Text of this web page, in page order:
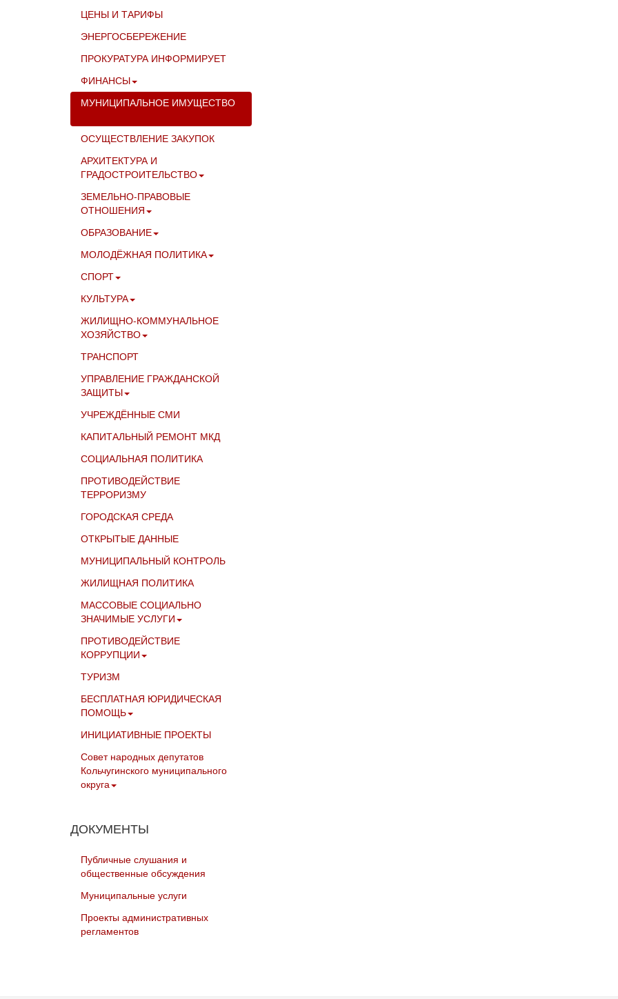
ЦЕНЫ И ТАРИФЫ
ЭНЕРГОСБЕРЕЖЕНИЕ
ПРОКУРАТУРА ИНФОРМИРУЕТ
ФИНАНСЫ
МУНИЦИПАЛЬНОЕ ИМУЩЕСТВО
ОСУЩЕСТВЛЕНИЕ ЗАКУПОК
АРХИТЕКТУРА И
ГРАДОСТРОИТЕЛЬСТВО
ЗЕМЕЛЬНО-ПРАВОВЫЕ
ОТНОШЕНИЯ
ОБРАЗОВАНИЕ
МОЛОДЁЖНАЯ ПОЛИТИКА
СПОРТ
КУЛЬТУРА
ЖИЛИЩНО-КОММУНАЛЬНОЕ
ХОЗЯЙСТВО
ТРАНСПОРТ
УПРАВЛЕНИЕ ГРАЖДАНСКОЙ
ЗАЩИТЫ
УЧРЕЖДЁННЫЕ СМИ
КАПИТАЛЬНЫЙ РЕМОНТ МКД
СОЦИАЛЬНАЯ ПОЛИТИКА
ПРОТИВОДЕЙСТВИЕ
ТЕРРОРИЗМУ
ГОРОДСКАЯ СРЕДА
ОТКРЫТЫЕ ДАННЫЕ
МУНИЦИПАЛЬНЫЙ КОНТРОЛЬ
ЖИЛИЩНАЯ ПОЛИТИКА
МАССОВЫЕ СОЦИАЛЬНО
ЗНАЧИМЫЕ УСЛУГИ
ПРОТИВОДЕЙСТВИЕ
КОРРУПЦИИ
ТУРИЗМ
БЕСПЛАТНАЯ ЮРИДИЧЕСКАЯ
ПОМОЩЬ
ИНИЦИАТИВНЫЕ ПРОЕКТЫ
Совет народных депутатов
Кольчугинского муниципального
округа
ДОКУМЕНТЫ
Публичные слушания и
общественные обсуждения
Муниципальные услуги
Проекты административных
регламентов